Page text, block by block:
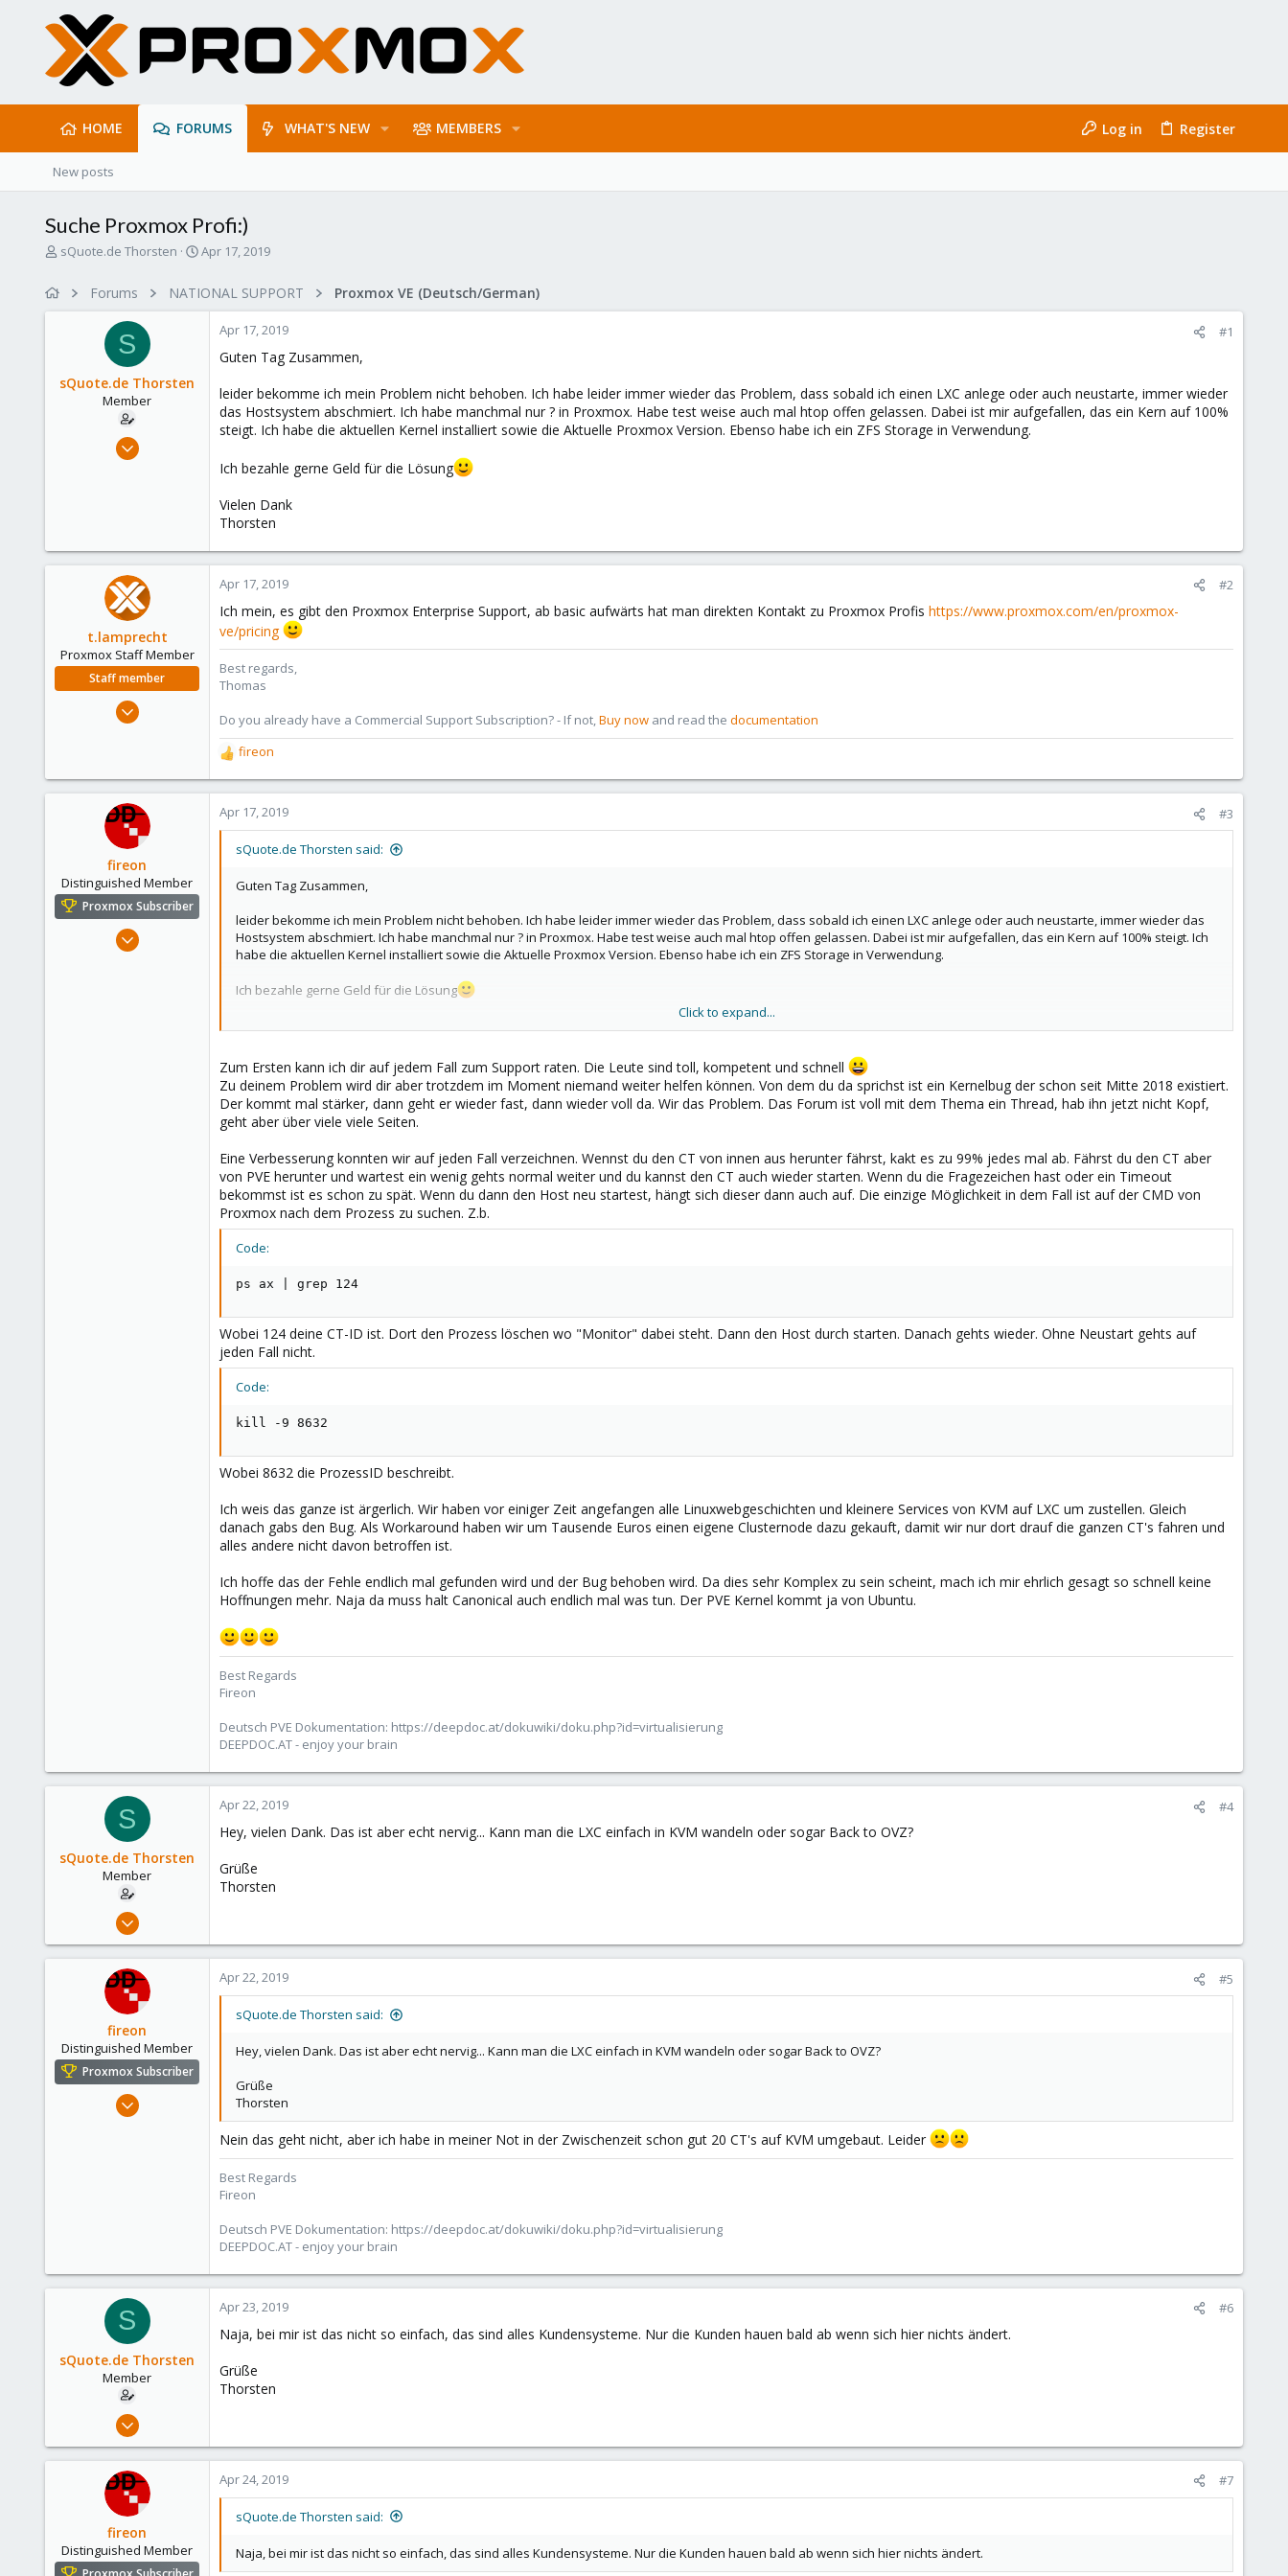
HOME FORUMS WHAT'S NEW MEMBERS Log in Register
New posts
Suche Proxmox Profi:)
T
a
sQuote.de Thorsten
S
a
r
Apr 17, 2019
Forums NATIONAL SUPPORT Proxmox VE (Deutsch/German)
S
sQuote.de Thorsten
Member
Dec 3, 2018
squote.de
Apr 17, 2019 #1
Guten Tag Zusammen,
leider bekomme ich mein Problem nicht behoben. Ich habe leider immer wieder das Problem, dass sobald ich einen LXC anlege oder auch neustarte, immer wieder
das Hostsystem abschmiert. Ich habe manchmal nur ? in Proxmox. Habe test weise auch mal htop offen gelassen. Dabei ist mir aufgefallen, das ein Kern auf 100%
steigt. Ich habe die aktuellen Kernel installiert sowie die Aktuelle Proxmox Version. Ebenso habe ich ein ZFS Storage in Verwendung.
Ich bezahle gerne Geld für die Lösung
Vielen Dank
Thorsten
t.lamprecht
Proxmox Staff Member
Staff member
Jul 28, 2015
315
South Tyrol/Italy
shop.proxmox.com
Apr 17, 2019 #2
Ich mein, es gibt den Proxmox Enterprise Support, ab basic aufwärts hat man direkten Kontakt zu Proxmox Profis https://www.proxmox.com/en/proxmox-
ve/pricing
Best regards,
Thomas
Do you already have a Commercial Support Subscription? - If not,Buy now and read the documentation
R
e
a
c
t
fireon
fireon
Distinguished Member
Proxmox Subscriber
Oct 25, 2010
Apr 17, 2019 #3
sQuote.de Thorsten said:
Guten Tag Zusammen,
leider bekomme ich mein Problem nicht behoben. Ich habe leider immer wieder das Problem, dass sobald ich einen LXC anlege oder auch neustarte, immer wieder das
Hostsystem abschmiert. Ich habe manchmal nur ? in Proxmox. Habe test weise auch mal htop offen gelassen. Dabei ist mir aufgefallen, das ein Kern auf 100% steigt. Ich
habe die aktuellen Kernel installiert sowie die Aktuelle Proxmox Version. Ebenso habe ich ein ZFS Storage in Verwendung.
Ich bezahle gerne Geld für die Lösung
Click to expand...
Zum Ersten kann ich dir auf jedem Fall zum Support raten. Die Leute sind toll, kompetent und schnell
Zu deinem Problem wird dir aber trotzdem im Moment niemand weiter helfen können. Von dem du da sprichst ist ein Kernelbug der schon seit Mitte 2018 existiert.
Der kommt mal stärker, dann geht er wieder fast, dann wieder voll da. Wir das Problem. Das Forum ist voll mit dem Thema ein Thread, hab ihn jetzt nicht Kopf,
geht aber über viele viele Seiten.
Eine Verbesserung konnten wir auf jeden Fall verzeichnen. Wennst du den CT von innen aus herunter fährst, kakt es zu 99% jedes mal ab. Fährst du den CT aber
von PVE herunter und wartest ein wenig gehts normal weiter und du kannst den CT auch wieder starten. Wenn du die Fragezeichen hast oder ein Timeout
bekommst ist es schon zu spät. Wenn du dann den Host neu startest, hängt sich dieser dann auch auf. Die einzige Möglichkeit in dem Fall ist auf der CMD von
Proxmox nach dem Prozess zu suchen. Z.b.
Code:
ps ax | grep 124
Wobei 124 deine CT-ID ist. Dort den Prozess löschen wo "Monitor" dabei steht. Dann den Host durch starten. Danach gehts wieder. Ohne Neustart gehts auf
jeden Fall nicht.
Code:
kill -9 8632
Wobei 8632 die ProzessID beschreibt.
Ich weis das ganze ist ärgerlich. Wir haben vor einiger Zeit angefangen alle Linuxwebgeschichten und kleinere Services von KVM auf LXC um zustellen. Gleich
danach gabs den Bug. Als Workaround haben wir um Tausende Euros einen eigene Clusternode dazu gekauft, damit wir nur dort drauf die ganzen CT's fahren und
alles andere nicht davon betroffen ist.
Ich hoffe das der Fehle endlich mal gefunden wird und der Bug behoben wird. Da dies sehr Komplex zu sein scheint, mach ich mir ehrlich gesagt so schnell keine
Hoffnungen mehr. Naja da muss halt Canonical auch endlich mal was tun. Der PVE Kernel kommt ja von Ubuntu.
Best Regards
Fireon
Deutsch PVE Dokumentation: https://deepdoc.at/dokuwiki/doku.php?id=virtualisierung
DEEPDOC.AT - enjoy your brain
S
sQuote.de Thorsten
Member
Dec 3, 2018
0
Germany
squote.de
Apr 22, 2019 #4
Hey, vielen Dank. Das ist aber echt nervig... Kann man die LXC einfach in KVM wandeln oder sogar Back to OVZ?
Grüße
Thorsten
fireon
Distinguished Member
Proxmox Subscriber
Oct 25, 2010
Apr 22, 2019 #5
sQuote.de Thorsten said:
Hey, vielen Dank. Das ist aber echt nervig... Kann man die LXC einfach in KVM wandeln oder sogar Back to OVZ?
Grüße
Thorsten
Nein das geht nicht, aber ich habe in meiner Not in der Zwischenzeit schon gut 20 CT's auf KVM umgebaut. Leider
Best Regards
Fireon
Deutsch PVE Dokumentation: https://deepdoc.at/dokuwiki/doku.php?id=virtualisierung
DEEPDOC.AT - enjoy your brain
S
sQuote.de Thorsten
Member
Dec 3, 2018
0
Germany
squote.de
Apr 23, 2019 #6
Naja, bei mir ist das nicht so einfach, das sind alles Kundensysteme. Nur die Kunden hauen bald ab wenn sich hier nichts ändert.
Grüße
Thorsten
fireon
Distinguished Member
Apr 24, 2019 #7
sQuote.de Thorsten said:
Naja, bei mir ist das nicht so einfach, das sind alles Kundensysteme. Nur die Kunden hauen bald ab wenn sich hier nichts ändert.